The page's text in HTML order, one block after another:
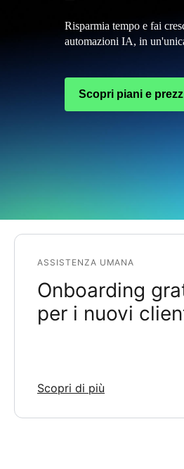
Risparmia tempo e fai
automazioni IA, in
Scopri piani e
ASSISTENZA UMANA
Onboarding
per i nuovi
Scopri di più